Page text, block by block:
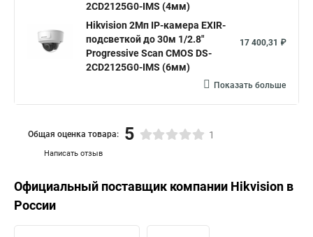
2CD2125G0-IMS (4мм)
Hikvision 2Мп IP-камера EXIR-
подсветкой до 30м 1/2.8"
Progressive Scan CMOS DS-
2CD2125G0-IMS (6мм)
17 400,31 ₽
Показать больше
Написать отзыв
Общая оценка товара: 5 1
Официальный поставщик компании Hikvision в
России